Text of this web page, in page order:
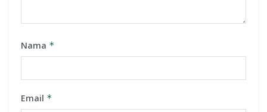
Nama *
Email *